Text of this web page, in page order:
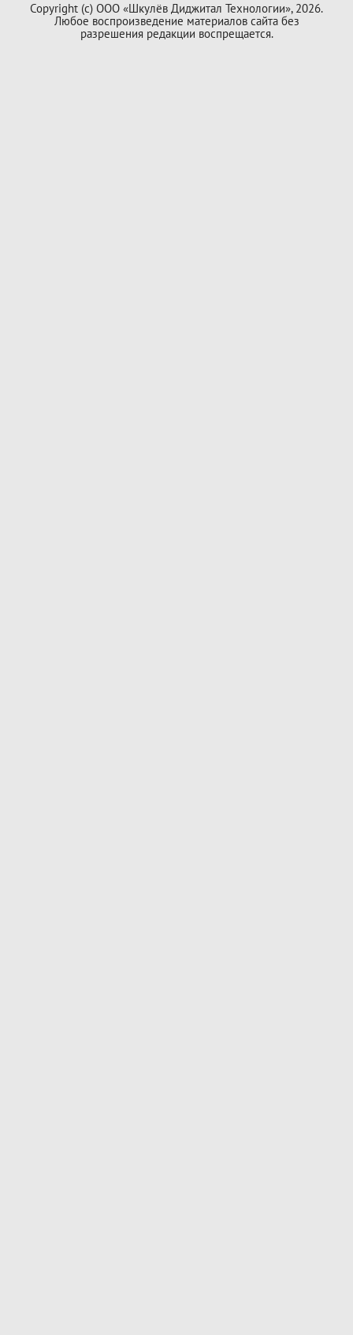
Copyright (с) ООО «Шкулёв Диджитал Технологии», 2026.
Любое воспроизведение материалов сайта без
разрешения редакции воспрещается.